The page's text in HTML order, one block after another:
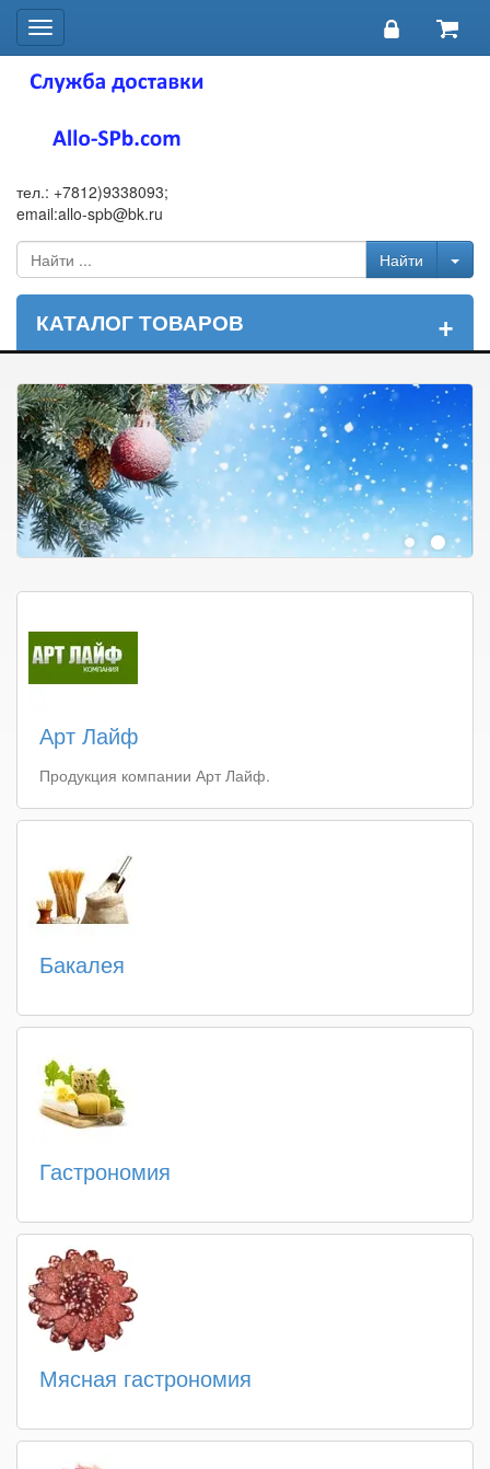
Toggle
navigation
тел.: +7812)9338093;
email:allo-spb@bk.ru
КАТАЛОГ ТОВАРОВ +
Арт Лайф
Продукция компании Арт Лайф.
Бакалея
Гастрономия
Мясная гастрономия